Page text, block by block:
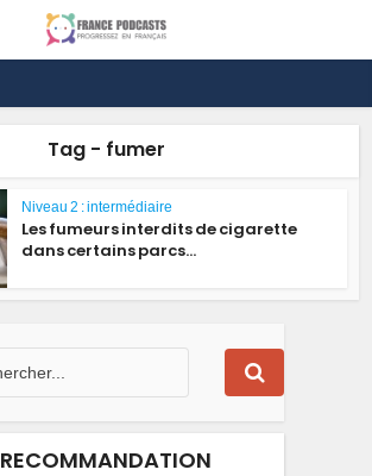
Tag - fumer
Niveau 2 : intermédiaire
Les fumeurs interdits de cigarette
dans certains parcs...
RECOMMANDATION